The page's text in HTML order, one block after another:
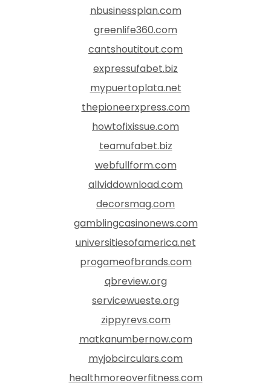
nbusinessplan.com
greenlife360.com
cantshoutitout.com
expressufabet.biz
mypuertoplata.net
thepioneerxpress.com
howtofixissue.com
teamufabet.biz
webfullform.com
allviddownload.com
decorsmag.com
gamblingcasinonews.com
universitiesofamerica.net
progameofbrands.com
qbreview.org
servicewueste.org
zippyrevs.com
matkanumbernow.com
myjobcirculars.com
healthmoreoverfitness.com